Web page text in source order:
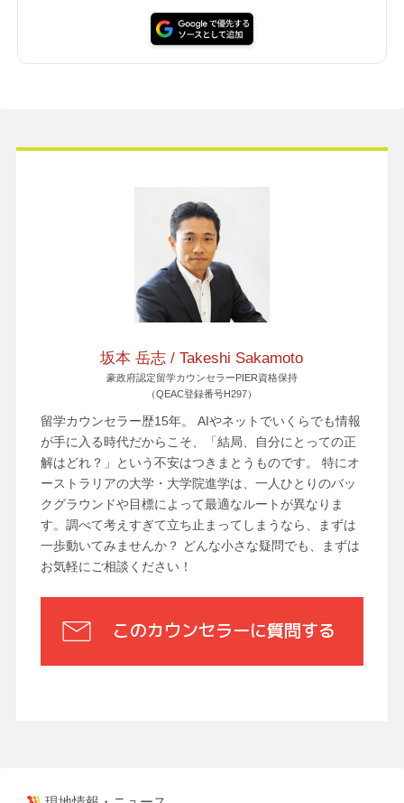
坂本 岳志 / Takeshi Sakamoto
豪政府認定留学カウンセラーPIER資格保持
（QEAC登録番号H297）
留学カウンセラー歴15年。 AIやネットでいくらでも情報
が手に入る時代だからこそ、「結局、自分にとっての正
解はどれ？」という不安はつきまとうものです。 特にオ
ーストラリアの大学・大学院進学は、一人ひとりのバッ
クグラウンドや目標によって最適なルートが異なりま
す。調べて考えすぎて立ち止まってしまうなら、まずは
一歩動いてみませんか？ どんな小さな疑問でも、まずは
お気軽にご相談ください！
このカウンセラーに質問する